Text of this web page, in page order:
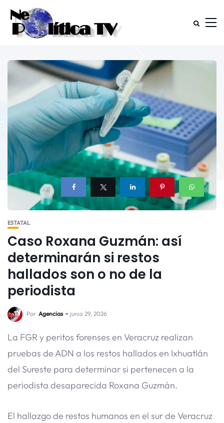
ESTATAL
Caso Roxana Guzmán: así
determinarán si restos
hallados son o no de la
periodista
Por Agencias junio 29, 2026
La FGR y peritos forenses en Veracruz realizan
pruebas de ADN a los restos hallados en Ixhuatlán
del Sureste para determinar si pertenecen a la
periodista desaparecida Roxana Guzmán.
El hallazgo de restos humanos en el sur de Veracruz